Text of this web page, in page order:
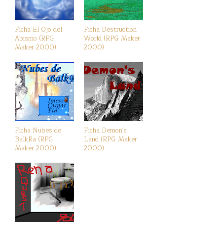
Ficha El Ojo del
Abismo (RPG
Maker 2000)
Ficha Destruction
World (RPG Maker
2000)
Ficha Nubes de
BalkRa (RPG
Maker 2000)
Ficha Demon's
Land (RPG Maker
2000)